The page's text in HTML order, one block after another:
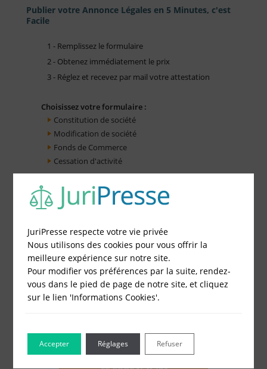
Publier votre Annonce Légales en 5 Minutes, c'est
Facile
1 - Remplissez le formulaire
2 - Obtenez immédiatement le prix
3 - Réglez et recevez par mail votre attestation
Choisissez votre formulaire :
Constitution de société
Modification de société
Fonds de Commerce
Cessation d'activité
JuriPresse respecte votre vie privée
Nous utilisons des cookies pour vous offrir la
meilleure expérience sur notre site.
Pour modifier vos préférences par la suite, rendez-
vous dans le pied de page de notre site, et cliquez
sur le lien 'Informations Cookies'.
Accepter Refuser
Réglages